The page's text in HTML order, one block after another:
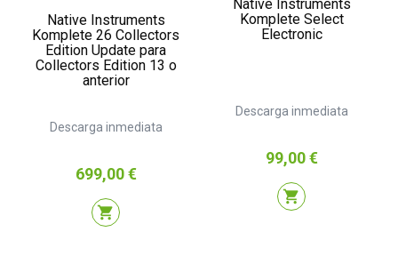
Native Instruments
Komplete 26 Collectors
Edition Update para
Collectors Edition 13 o
anterior
Descarga inmediata
Precio
699,00 €
shopping_cart
Native Instruments
Komplete Select
Electronic
Descarga inmediata
Precio
99,00 €
shopping_cart